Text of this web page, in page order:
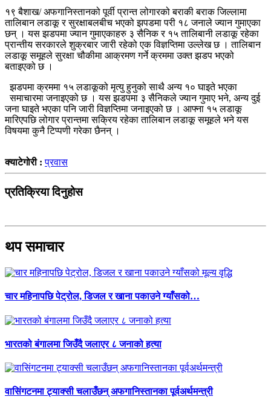
१९ बैशाख/ अफगानिस्तानको पूर्वी प्रान्त लोगारको बराकी बराक जिल्लामा
तालिबान लडाकू र सुरक्षाबलबीच भएको झपडमा परी १८ जनाले ज्यान गुमाएका
छन् । यस झडपमा ज्यान गुमाएकाहरु ३ सैनिक र १५ तालिबानी लडाकू रहेका
प्रान्तीय सरकारले शुक्रबार जारी रहेको एक विज्ञप्तिमा उल्लेख छ । तालिबान
लडाकू समूहले सुरक्षा चौकीमा आक्रमण गर्ने क्रममा उक्त झडप भएको
बताइएको छ ।
झडपमा क्रममा १५ लडाकूको मृत्यु हुनुको साथै अन्य १० घाइते भएका
समाचारमा जनाइएको छ । यस झडपमा ३ सैनिकले ज्यान गुमाए भने, अन्य दुई
जना घाइते भएका पनि जारी विज्ञप्तिमा जनाइएको छ । आफ्ना १५ लडाकू
मारिएपछि लोगार प्रान्तमा सक्रिय रहेका तालिबान लडाकू समूहले भने यस
विषयमा कुनै टिप्पणी गरेका छैनन् ।
क्याटेगोरी :प्रवास
प्रतिक्रिया दिनुहोस
थप समाचार
चार महिनापछि पेट्रोल, डिजल र खाना पकाउने ग्याँसको…
भारतको बंगालमा जिउँदै जलाएर ८ जनाको हत्या
वासिंगटनमा ट्याक्सी चलाउँछन् अफगानिस्तानका पूर्वअर्थमन्त्री